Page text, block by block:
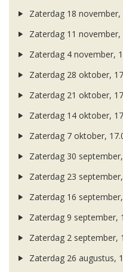
Zaterdag 18 november,
Zaterdag 11 november,
Zaterdag 4 november,
Zaterdag 28 oktober,
Zaterdag 21 oktober,
Zaterdag 14 oktober,
Zaterdag 7 oktober,
Zaterdag 30
Zaterdag 23
Zaterdag 16
Zaterdag 9 september,
Zaterdag 2 september,
Zaterdag 26 augustus,